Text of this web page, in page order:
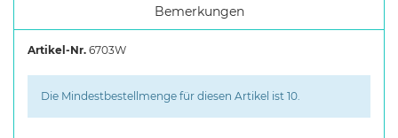
Bemerkungen
Artikel-Nr. 6703W
Die Mindestbestellmenge für diesen Artikel ist 10.